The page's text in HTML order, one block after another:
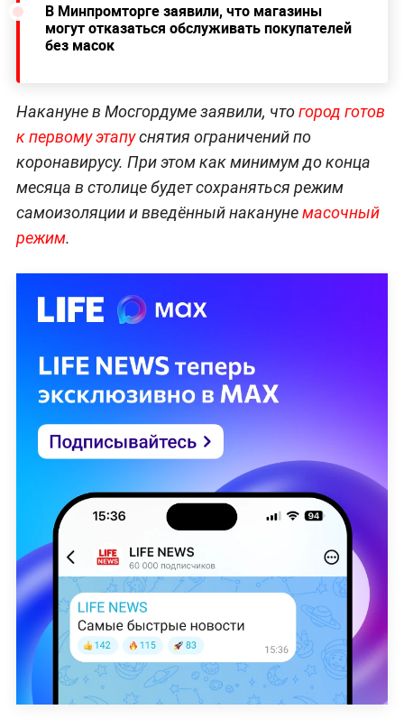
В Минпромторге заявили, что магазины
могут отказаться обслуживать покупателей
без масок
Накануне в Мосгордуме заявили, чтогород готов
к первому этапуснятия ограничений по
коронавирусу. При этом как минимум до конца
месяца в столице будет сохраняться режим
самоизоляции и введённый наканунемасочный
режим.